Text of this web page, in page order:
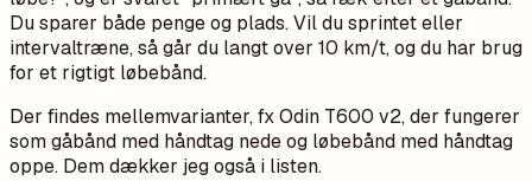
Du sparer både penge og plads. Vil du sprintet eller
intervaltræne, så går du langt over 10 km/t, og du har brug
for et rigtigt løbebånd.
Der findes mellemvarianter, fx Odin T600 v2, der fungerer
som gåbånd med håndtag nede og løbebånd med håndtag
oppe. Dem dækker jeg også i listen.